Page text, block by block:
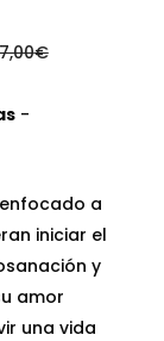
€El
-
a
iniciar el
y
amor
una vida